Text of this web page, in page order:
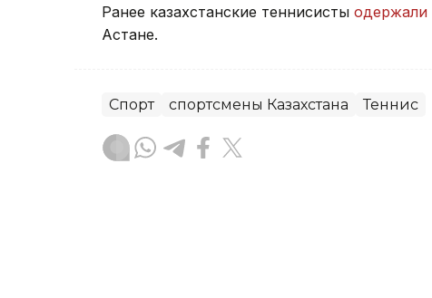
Ранее казахстанские теннисисты одержали
Астане.
Спорт спортсмены Казахстана Теннис